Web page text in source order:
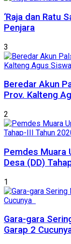
‘Raja dan Ratu
Penjara
3
Beredar Akun
Prov. Kalteng
2
Pemdes Muara
Desa (DD)
1
Gara-gara
Garap 2